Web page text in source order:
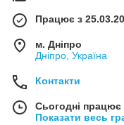
Працює з
м. Дніпро
Дніпро, Україна
Контакти
Сьогодні працює
Показати весь